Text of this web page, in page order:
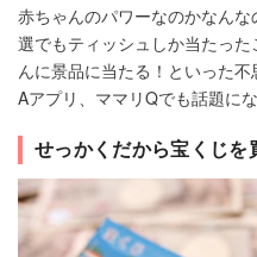
赤ちゃんのパワーなのかなん
選でもティッシュしか当たっ
んに景品に当たる！といった
Aアプリ、ママリQでも話題にな
せっかくだから宝くじ